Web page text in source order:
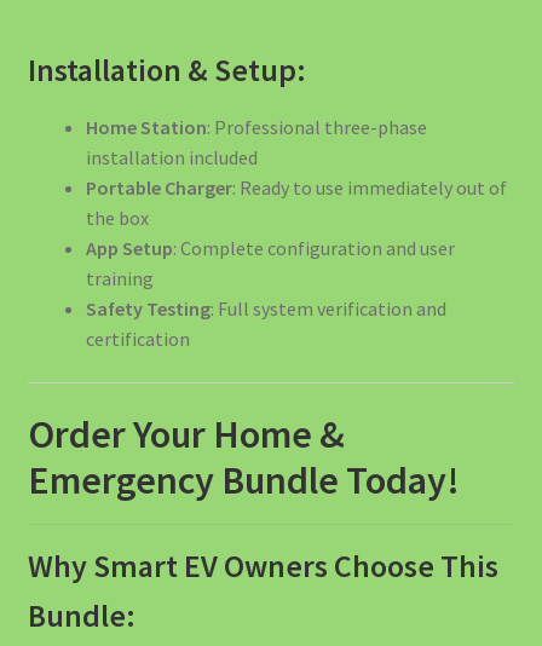
Installation & Setup:
Home Station: Professional three-phase
installation included
Portable Charger: Ready to use immediately out of
the box
App Setup: Complete configuration and user
training
Safety Testing: Full system verification and
certification
Order Your Home &
Emergency Bundle Today!
Why Smart EV Owners Choose This
Bundle: